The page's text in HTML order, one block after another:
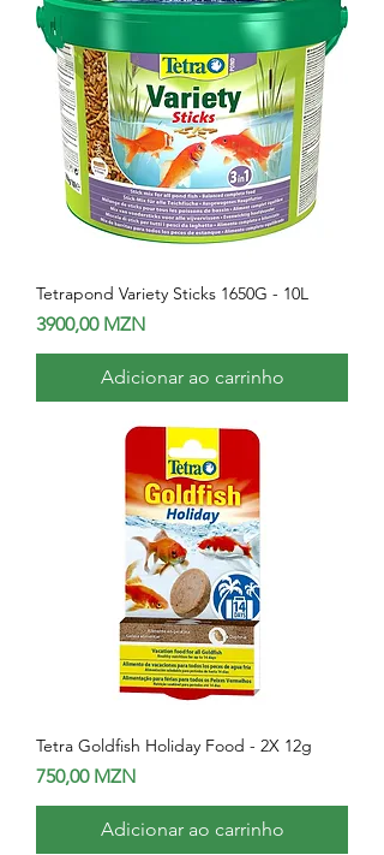
Tetrapond Variety Sticks 1650G - 10L
Preço
3900,00 MZN
Adicionar ao carrinho
Tetra Goldfish Holiday Food - 2X 12g
Preço
750,00 MZN
Adicionar ao carrinho